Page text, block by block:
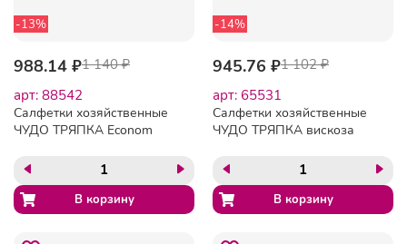
-13%
988.14 ₽1 140 ₽
арт: 88542
Салфетки хозяйственные
ЧУДО ТРЯПКА Econom
25х22см,140л/рул
-14%
945.76 ₽1 102 ₽
арт: 65531
Салфетки хозяйственные
ЧУДО ТРЯПКА вискоза